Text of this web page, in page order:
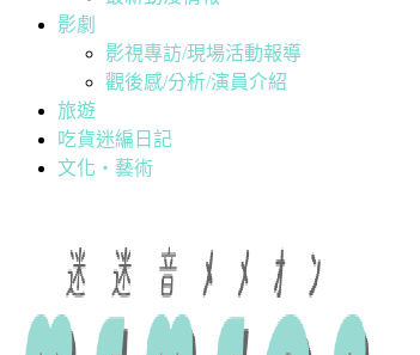
影劇
影視專訪/現場活動報導
觀後感/分析/演員介紹
旅遊
吃貨迷編日記
文化・藝術